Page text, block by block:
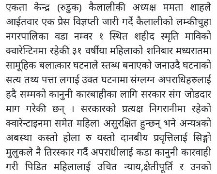
एकता केन्द्र (रुडुक) कैलालीकी अध्यक्ष ममता शाहले
आईतवार एक प्रेस विज्ञप्ती जारी गर्दे कैलालीको लम्कीचुहा
नगरपालिका वडा नम्वर १ स्थित शहीद स्मृति माविको
क्वारेन्टिनमा रहेकी ३१ वर्षीया महिलाको शनिबार मध्यरातमा
सामूहिक बलात्कार घटनाले स्तब्ध बनाएको जनाउदै घटनाको
सत्य तथ्य पत्ता लगाई उक्त घटनामा संग्लग्न अपराधिहरुलाई
हदै सम्मको कानुनी कारबाहीका लागि सरकार संग जोडदार
माग गरेकी छन् । सरकारको प्रत्यक्ष निगरानीमा रहेको
क्वारेन्टाइनमा समेत महिला असुरक्षित हुन्छन् भने अन्यत्रको
अबस्था कस्तो होला रु यस्तो दानबीय प्रवृत्तिलाई सिङ्गो
मुलुकले नै तिरस्कार गर्दै अपराधीलाई कडा कानुनी कारवाही
गरी पिडित महिलालाई उचित न्याय,क्षेतीपूर्ति र उनको